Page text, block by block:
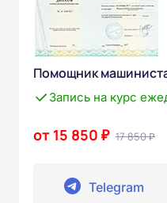
Помощник
Запись на курс
от 15 850 ₽ 17 850 ₽
Telegram